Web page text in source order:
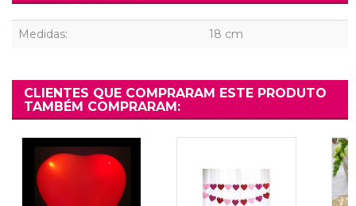
Medidas: 18 cm
CLIENTES QUE COMPRARAM ESTE PRODUTO
TAMBÉM COMPRARAM: